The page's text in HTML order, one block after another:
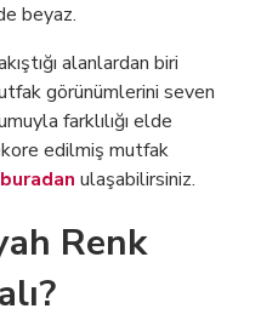
beyaz.
alanlardan biri
görünümlerini seven
farklılığı elde
edilmiş mutfak
buradan ulaşabilirsiniz.
Renk